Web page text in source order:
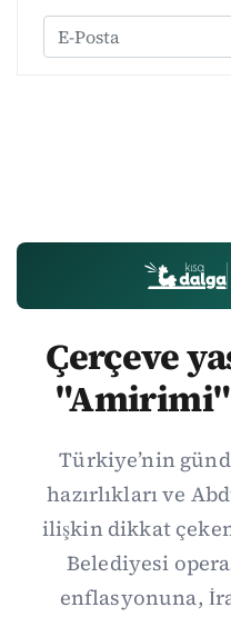
Çerçeve
Türkiye’nin
hazırlıkları ve
ilişkin dikkat
Belediyesi
enflasyonuna,